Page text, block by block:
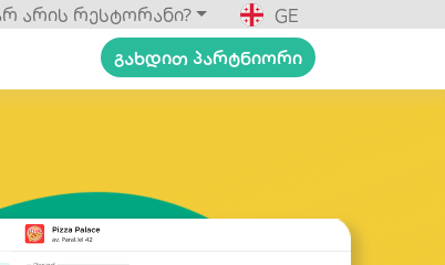
არის რესტორანი?
GE
გახდით პარტნიორი